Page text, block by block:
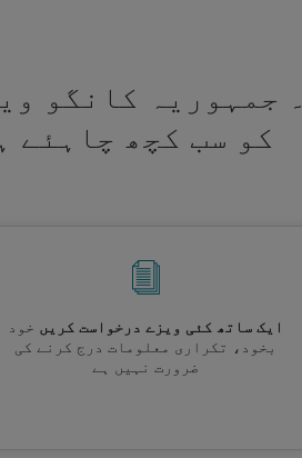
۔ جمہوریہ کانگو
کو سب کچھ چاہئے
ایک ساتھ کئی ویزے درخواست کریں خود
بخود، تکراری معلومات درج کرنے کی
ضرورت نہیں ہے